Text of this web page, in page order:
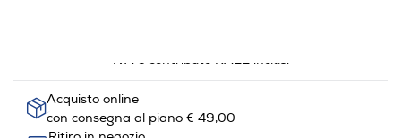
IVA e contributo RAEE inclusi
Acquisto online
con consegna al piano € 49,00